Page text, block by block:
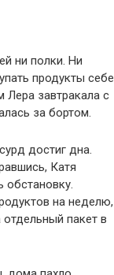
ни полки. Ни
продукты себе
завтракала с
за бортом.
достиг дна.
Катя
обстановку.
на неделю,
отдельный пакет в